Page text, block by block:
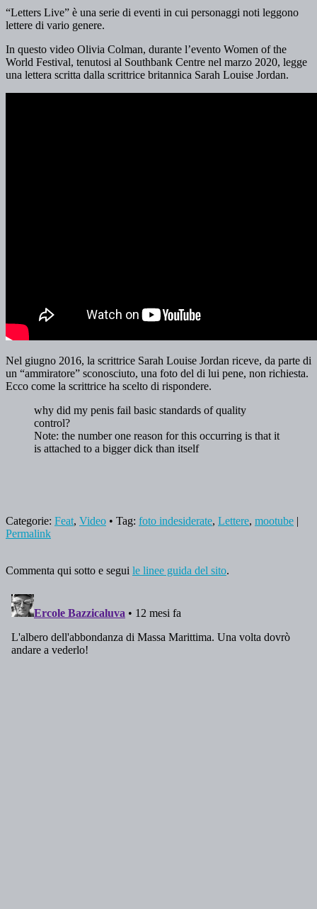
“Letters Live” è una serie di eventi in cui personaggi noti leggono
lettere di vario genere.
In questo video Olivia Colman, durante l’evento Women of the
World Festival, tenutosi al Southbank Centre nel marzo 2020, legge
una lettera scritta dalla scrittrice britannica Sarah Louise Jordan.
Nel giugno 2016, la scrittrice Sarah Louise Jordan riceve, da parte di
un “ammiratore” sconosciuto, una foto del di lui pene, non richiesta.
Ecco come la scrittrice ha scelto di rispondere.
why did my penis fail basic standards of quality
control?
Note: the number one reason for this occurring is that it
is attached to a bigger dick than itself
Categorie: Feat, Video • Tag: foto indesiderate, Lettere, mootube |
Permalink
Commenta qui sotto e segui le linee guida del sito.